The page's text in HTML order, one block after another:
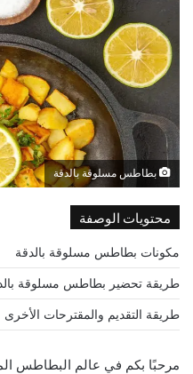
بطاطس مسلوقة بالدقة
محتويات الوصفة
مكونات بطاطس مسلوقة بالدقة
طريقة تحضير بطاطس مسلوقة
طريقة التقديم والمقترحات الأخرى
مرحبًا بكم في عالم البطاطس